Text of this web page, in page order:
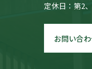
定休日：第2
お問い合